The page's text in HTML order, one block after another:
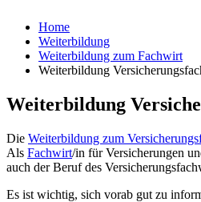
Home
Weiterbildung
Weiterbildung zum Fachwirt
Weiterbildung
Weiterbildung
Die Weiterbildung zum
Als Fachwirt/in für Versicherungen
auch der Beruf des
Es ist wichtig, sich vorab gut zu